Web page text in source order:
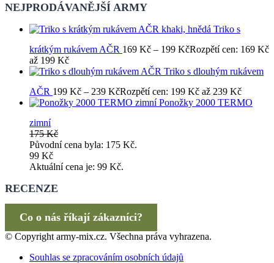
NEJPRODÁVANĚJŠÍ ARMY
Triko s
krátkým rukávem AČR 169 Kč – 199 KčRozpětí cen: 169 Kč
až 199 Kč
Triko s dlouhým rukávem
AČR 199 Kč – 239 KčRozpětí cen: 199 Kč až 239 Kč
Ponožky 2000 TERMO
zimní
175Kč
Původní cena byla: 175 Kč.
99 Kč
Aktuální cena je: 99 Kč.
RECENZE
Co o nás říkají zákazníci?
© Copyright army-mix.cz. Všechna práva vyhrazena.
Souhlas se zpracováním osobních údajů